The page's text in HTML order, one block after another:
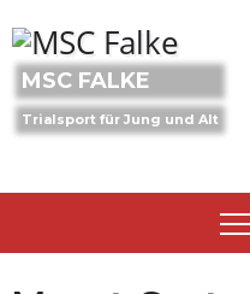
to
content
MSC FALKE
Trialsport für Jung und Alt